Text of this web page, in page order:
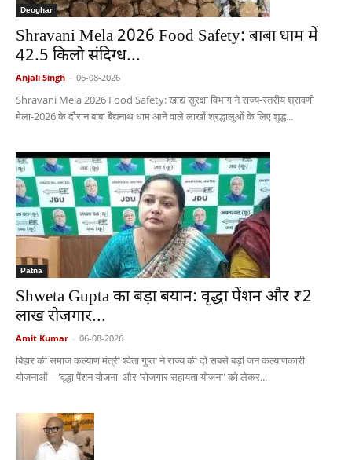
Deoghar
Shravani Mela 2026 Food Safety: बाबा धाम में
42.5 किलो संदिग्ध...
Anjali Singh - 06-08-2026
Shravani Mela 2026 Food Safety: खाद्य सुरक्षा विभाग ने राज्य-स्तरीय श्रावणी
मेला-2026 के दौरान बाबा बैद्यनाथ धाम आने वाले लाखों श्रद्धालुओं के लिए शुद्ध...
Patna
Shweta Gupta का बड़ा बयान: वृद्धा पेंशन और ₹2
लाख रोजगार...
Amit Kumar - 06-08-2026
बिहार की समाज कल्याण मंत्री श्वेता गुप्ता ने राज्य की दो सबसे बड़ी जन कल्याणकारी
योजनाओं—'वृद्धा पेंशन योजना' और 'रोजगार सहायता योजना' को लेकर...